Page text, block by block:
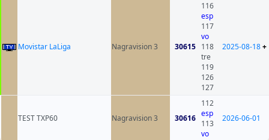
Movistar LaLiga Nagravision 3 30615
116
esp
117
vo
118
tre
119
126
127
2025-08-18+
TEST TXP60 Nagravision 3 30616
112
esp
113
vo
2026-06-01